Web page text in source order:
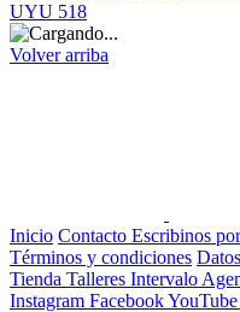
UYU 518
Volver arriba
Inicio Contacto Escribinos
Términos y condiciones
Tienda Talleres Intervalo
Instagram FacebookYouTube